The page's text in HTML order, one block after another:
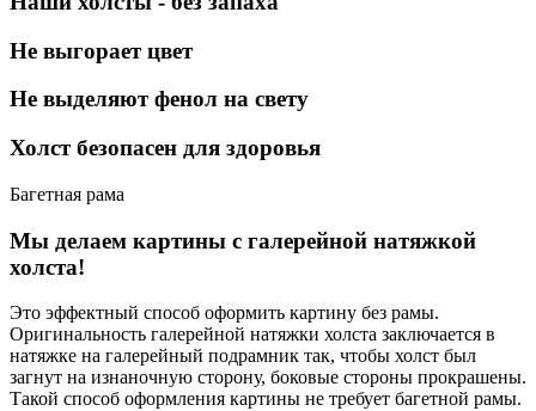
Не выгорает цвет
Не выделяют фенол на свету
Холст безопасен для здоровья
Багетная рама
Мы делаем картины с галерейной натяжкой
холста!
Это эффектный способ оформить картину без рамы.
Оригинальность галерейной натяжки холста заключается в
натяжке на галерейный подрамник так, чтобы холст был
загнут на изнаночную сторону, боковые стороны прокрашены.
Такой способ оформления картины не требует багетной рамы.